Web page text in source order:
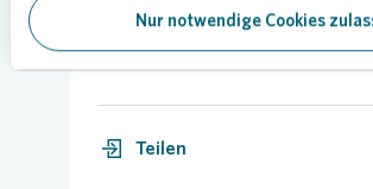
Nur notwendige Cookies
Teilen